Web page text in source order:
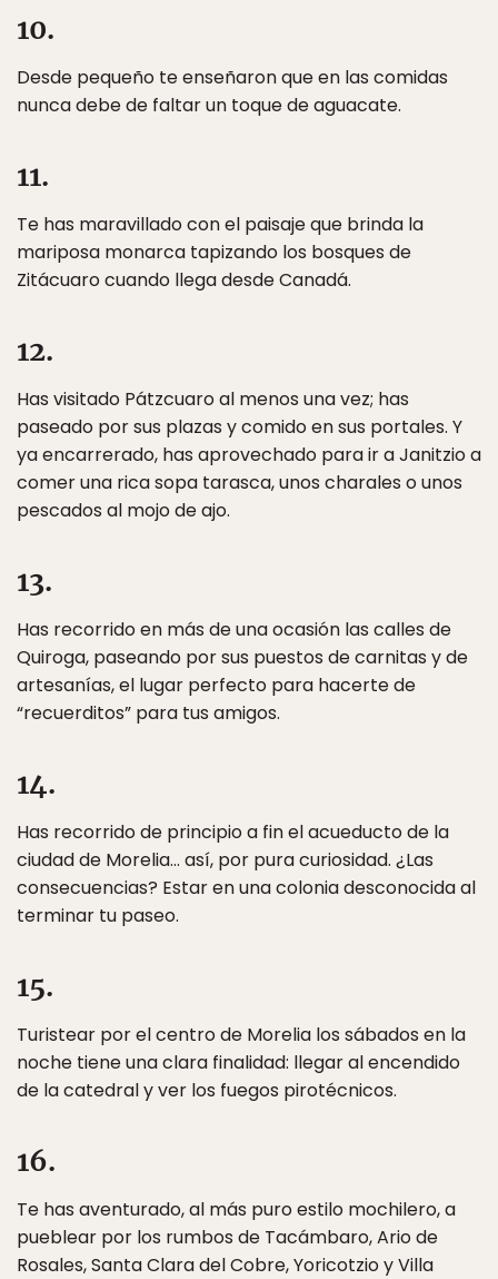
10.
Desde pequeño te enseñaron que en las comidas
nunca debe de faltar un toque de aguacate.
11.
Te has maravillado con el paisaje que brinda la
mariposa monarca tapizando los bosques de
Zitácuaro cuando llega desde Canadá.
12.
Has visitado Pátzcuaro al menos una vez; has
paseado por sus plazas y comido en sus portales. Y
ya encarrerado, has aprovechado para ir a Janitzio a
comer una rica sopa tarasca, unos charales o unos
pescados al mojo de ajo.
13.
Has recorrido en más de una ocasión las calles de
Quiroga, paseando por sus puestos de carnitas y de
artesanías, el lugar perfecto para hacerte de
“recuerditos” para tus amigos.
14.
Has recorrido de principio a fin el acueducto de la
ciudad de Morelia… así, por pura curiosidad. ¿Las
consecuencias? Estar en una colonia desconocida al
terminar tu paseo.
15.
Turistear por el centro de Morelia los sábados en la
noche tiene una clara finalidad: llegar al encendido
de la catedral y ver los fuegos pirotécnicos.
16.
Te has aventurado, al más puro estilo mochilero, a
pueblear por los rumbos de Tacámbaro, Ario de
Rosales, Santa Clara del Cobre, Yoricotzio y Villa